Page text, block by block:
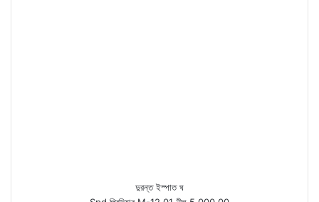
দুরন্ত ইস্পাত ঘ